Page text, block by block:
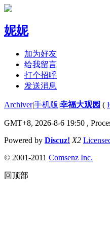
妮妮
加为好友
给我留言
打个招呼
发送消息
Archiver|手机版|幸福大观园 (
GMT+8, 2026-8-6 19:50 ,
Powered by Discuz! X2
© 2001-2011 Comsenz Inc.
回顶部